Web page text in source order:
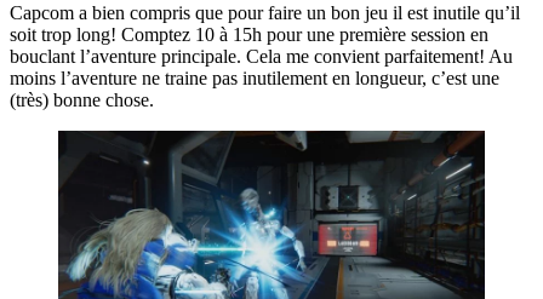
Capcom a bien compris que pour faire un bon jeu il est inutile qu’il
soit trop long! Comptez 10 à 15h pour une première session en
bouclant l’aventure principale. Cela me convient parfaitement! Au
moins l’aventure ne traine pas inutilement en longueur, c’est une
(très) bonne chose.